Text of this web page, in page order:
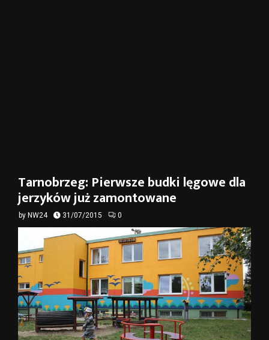
Tarnobrzeg: Pierwsze budki lęgowe dla
jerzyków już zamontowane
by NW24 31/07/2015 0